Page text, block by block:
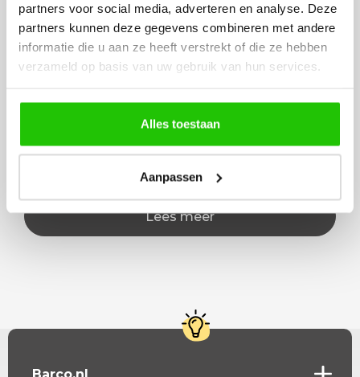
partners voor social media, adverteren en analyse. Deze
partners kunnen deze gegevens combineren met andere
informatie die u aan ze heeft verstrekt of die ze hebben
verzameld op basis van uw gebruik van hun services.
Alles toestaan
Aanpassen
Gratis verzending in NL vanaf €50,-
4 jaar garantie op LED
Set 2x segula lichtbronnen + 1x GU10 dimtowarm1x
Lees meer
Barco.nl